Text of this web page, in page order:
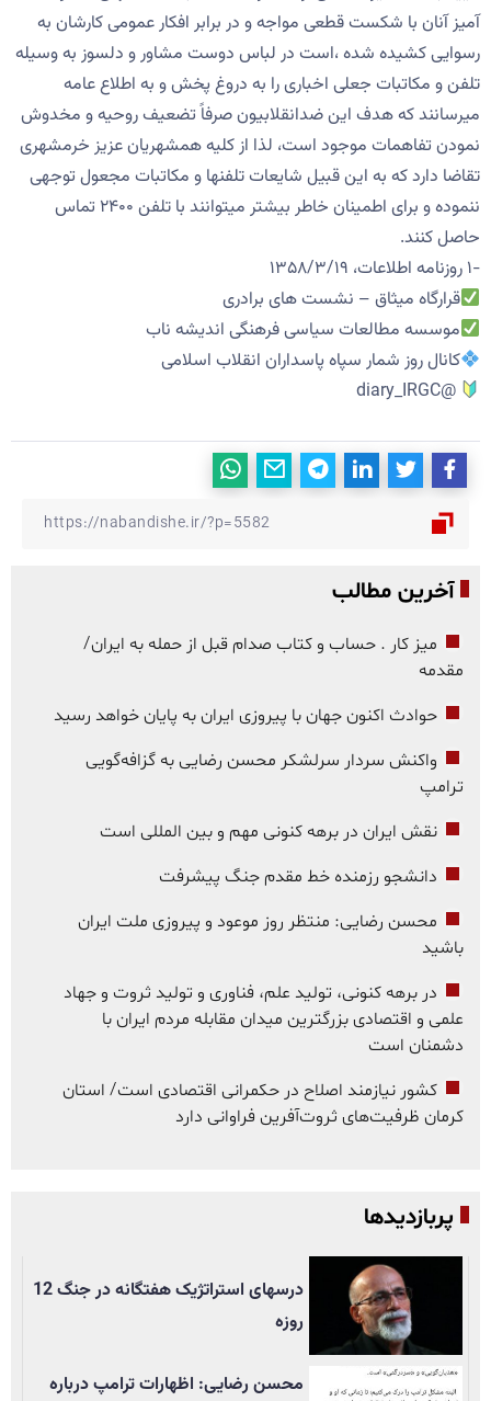
آمیز آنان با شکست قطعی مواجه و در برابر افکار عمومی کارشان به
رسوایی کشیده شده ،است در لباس دوست مشاور و دلسوز به وسیله
تلفن و مکاتبات جعلی اخباری را به دروغ پخش و به اطلاع عامه
میرسانند که هدف این ضدانقلابیون صرفاً تضعیف روحیه و مخدوش
نمودن تفاهمات موجود است، لذا از کلیه همشهریان عزیز خرمشهری
تقاضا دارد که به این قبیل شایعات تلفنها و مکاتبات مجعول توجهی
ننموده و برای اطمینان خاطر بیشتر میتوانند با تلفن ۲۴۰۰ تماس
حاصل کنند.
-۱ روزنامه اطلاعات، ۱۳۵۸/۳/۱۹
قرارگاه میثاق – نشست های برادری
موسسه مطالعات سیاسی فرهنگی اندیشه ناب
کانال روز شمار سپاه پاسداران انقلاب اسلامی
@diary_IRGC
آخرین مطالب
میز کار . حساب و کتاب صدام قبل از حمله به ایران/
مقدمه
حوادث اکنون جهان با پیروزی ایران به پایان خواهد رسید
واکنش سردار سرلشکر محسن رضایی به گزافه‌گویی
ترامپ
نقش ایران در برهه کنونی مهم و بین المللی است
دانشجو رزمنده خط مقدم جنگ پیشرفت
محسن رضایی: منتظر روز موعود و پیروزی ملت ایران
باشید
در برهه کنونی، تولید علم، فناوری و تولید ثروت و جهاد
علمی و اقتصادی بزرگترین میدان مقابله مردم ایران با
دشمنان است
کشور نیازمند اصلاح در حکمرانی اقتصادی است/ استان
کرمان ظرفیت‌های ثروت‌آفرین فراوانی دارد
پربازدیدها
درسهای استراتژیک هفتگانه در جنگ 12
روزه
محسن رضایی: اظهارات ترامپ درباره